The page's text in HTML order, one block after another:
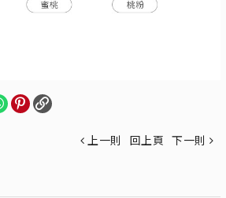
上一則 回上頁 下一則